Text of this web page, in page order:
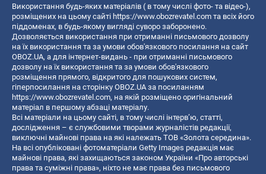
Використання будь-яких матеріалів ( в тому числі фото- та відео-),
розміщених на цьому сайті https://www.obozrevatel.com та всіх його
піддоменах, в будь-якому вигляді суворо заборонено.
Дозволяється використання при отриманні письмового дозволу
на їх використання та за умови обов'язкового посилання на сайт
OBOZ.UA, а для інтернет-видань - при отриманні письмового
дозволу на їх використання та за умови обов'язкового
розміщення прямого, відкритого для пошукових систем,
гіперпосилання на сторінку OBOZ.UA за посиланням
https://www.obozrevatel.com, на якій розміщено оригінальний
матеріал в першому абзаці матеріалу.
Всі матеріали на цьому сайті, в тому числі інтерв’ю, статті,
дослідження – є службовими творами журналістів редакції,
виключні майнові права на які належать ТОВ «Золота середина».
На всі опубліковані фотоматеріали Getty Images редакція має
майнові права, які захищаються законом України «Про авторські
права та суміжні права», ніхто не має права без письмового